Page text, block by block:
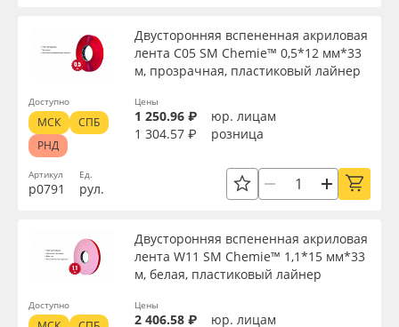
Артикул
р0791
Двусторонняя вспененная акриловая
лента C05 SM Chemie™ 0,5*12 мм*33
м, прозрачная, пластиковый лайнер
Ед.
рул.
Цены
1 250.96 ₽
юр. лицам
1 304.57 ₽
розница
Доступно
МСК
СПБ
РНД
Двусторонняя вспененная акриловая
лента W11 SM Chemie™ 1,1*15 мм*33
м, белая, пластиковый лайнер
Цены
2 406.58 ₽
юр. лицам
Доступно